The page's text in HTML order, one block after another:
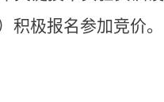
积极报名参加竞价。